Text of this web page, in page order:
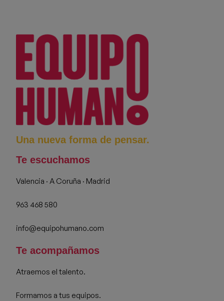
Una nueva forma de pensar.
Te escuchamos
Valencia · A Coruña · Madrid
963 468 580
info@equipohumano.com
Te acompañamos
Atraemos el talento.
Formamos a tus equipos.